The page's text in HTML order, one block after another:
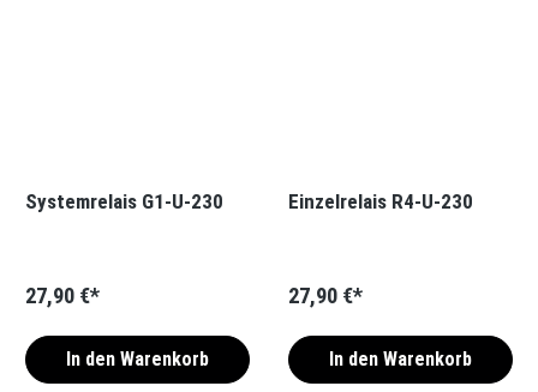
Systemrelais G1-U-230
27,90 €*
In den Warenkorb
Einzelrelais R4-U-230
27,90 €*
In den Warenkorb